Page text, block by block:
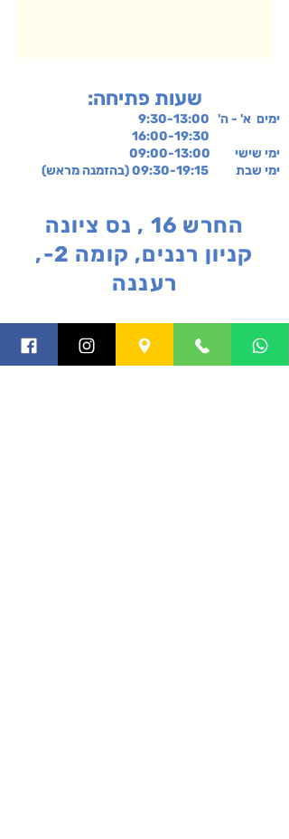
:שעות פתיחה
ימים א' - ה' 9:30-13:00
ימי שישי 09:00-13:00
ימי שבת 09:30-19:15 (בהזמנה מראש)
החרש 16 , נס ציונה
קניון רננים, קומה 2-,
רעננה